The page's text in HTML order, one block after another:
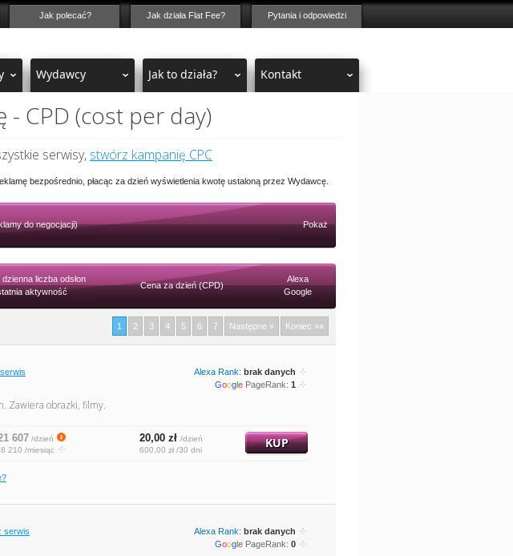
Jak polecać? Jak działa Flat Fee? Pytania i odpowiedzi
Wydawcy Jak to działa? Kontakt
CPD (cost per day)
serwisy, stwórz kampanię CPC
bezpośrednio, płacąc za dzień wyświetlenia kwotę ustaloną przez Wydawcę.
do negocjacji) Pokaż
liczba odsłon
aktywność
Cena za dzień (CPD)
Alexa
Google
1 2 3 4 5 6 7 Następne » Koniec »»
Alexa Rank: brak danych
Google PageRank: 1
Zawiera obrazki, filmy.
607 /dzień
210 /miesiąc
20,00 zł /dzień
600,00 zł /30 dni
KUP
serwis Alexa Rank: brak danych
Google PageRank: 0